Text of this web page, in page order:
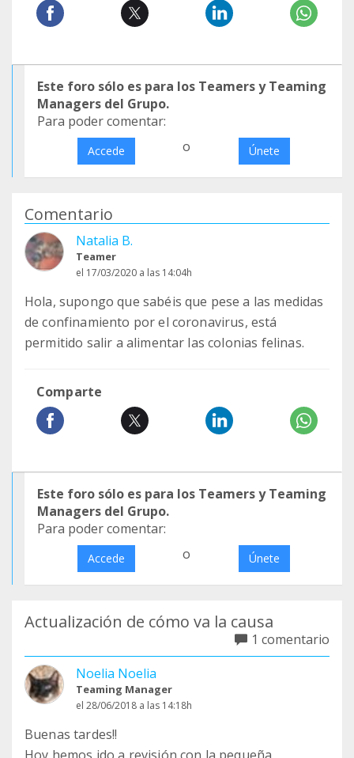
Este foro sólo es para los Teamers y Teaming
Managers del Grupo.
Para poder comentar:
Accede o Únete
Comentario
Natalia B.
Teamer
el 17/03/2020 a las 14:04h
Hola, supongo que sabéis que pese a las medidas
de confinamiento por el coronavirus, está
permitido salir a alimentar las colonias felinas.
Comparte
Este foro sólo es para los Teamers y Teaming
Managers del Grupo.
Para poder comentar:
Accede o Únete
Actualización de cómo va la causa
1 comentario
Noelia Noelia
Teaming Manager
el 28/06/2018 a las 14:18h
Buenas tardes!!